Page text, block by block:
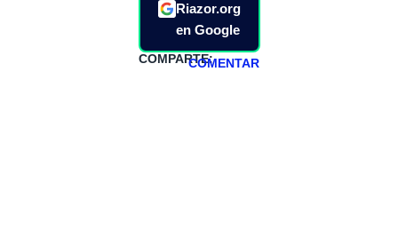
Riazor.org
en Google
COMPARTE:COMENTAR